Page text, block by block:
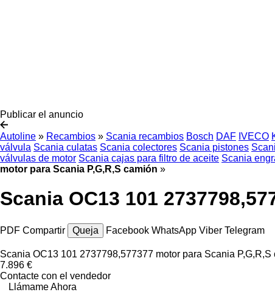
Publicar el anuncio
Autoline » Recambios » Scania recambios Bosch DAF IVECO
válvula Scania culatas Scania colectores Scania pistones
válvulas de motor Scania cajas para filtro de aceite Scania
motor para Scania P,G,R,S camión »
Scania OC13 101
PDF Compartir Queja Facebook WhatsApp Viber Telegram
Scania OC13 101 2737798,577377 motor para Scania P,G,R,S
7.896 €
Contacte con el vendedor
Llámame Ahora